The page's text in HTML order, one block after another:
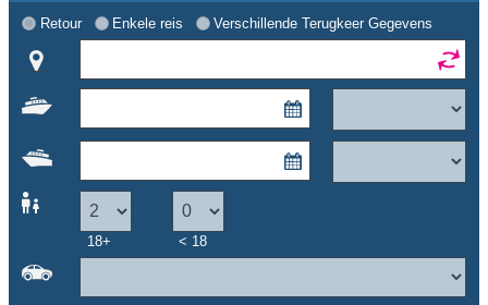
Retour Enkele reis Verschillende Terugkeer Gegevens
18+ < 18